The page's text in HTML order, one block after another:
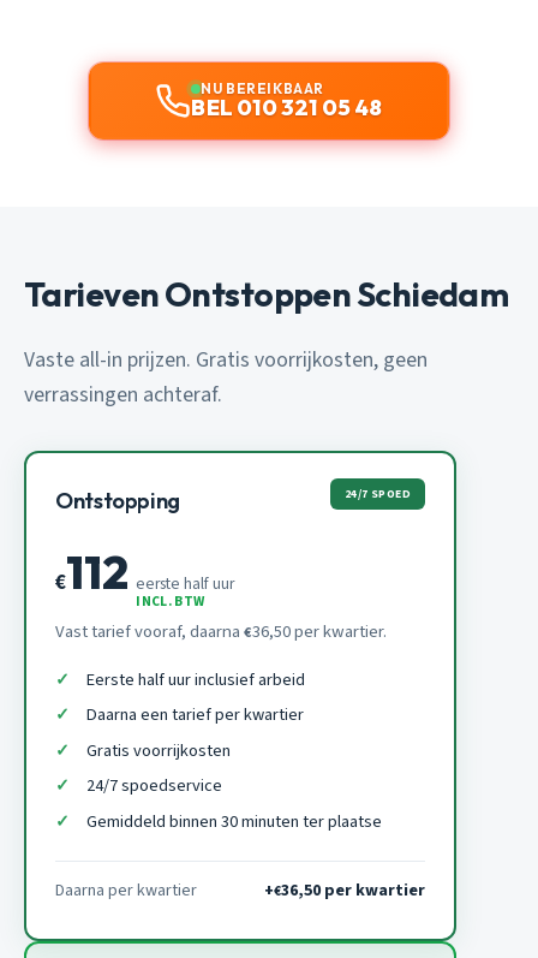
NU BEREIKBAAR
BEL 010 321 05 48
Tarieven Ontstoppen Schiedam
Vaste all-in prijzen. Gratis voorrijkosten, geen
verrassingen achteraf.
Ontstopping 24/7 SPOED
€112 eerste half uur
INCL. BTW
Vast tarief vooraf, daarna €36,50 per kwartier.
Eerste half uur inclusief arbeid
Daarna een tarief per kwartier
Gratis voorrijkosten
24/7 spoedservice
Gemiddeld binnen 30 minuten ter plaatse
Daarna per kwartier +€36,50 per kwartier